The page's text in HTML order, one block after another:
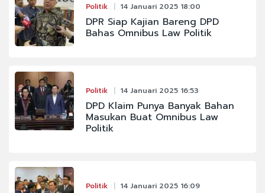
Politik 14 Januari 2025 18:00
DPR Siap Kajian Bareng DPD
Bahas Omnibus Law Politik
Politik 14 Januari 2025 16:53
DPD Klaim Punya Banyak Bahan
Masukan Buat Omnibus Law
Politik
Politik 14 Januari 2025 16:09